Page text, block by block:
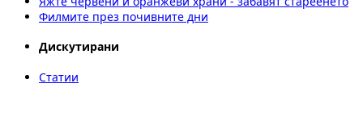
Филмите през почивните дни
Дискутирани
Статии